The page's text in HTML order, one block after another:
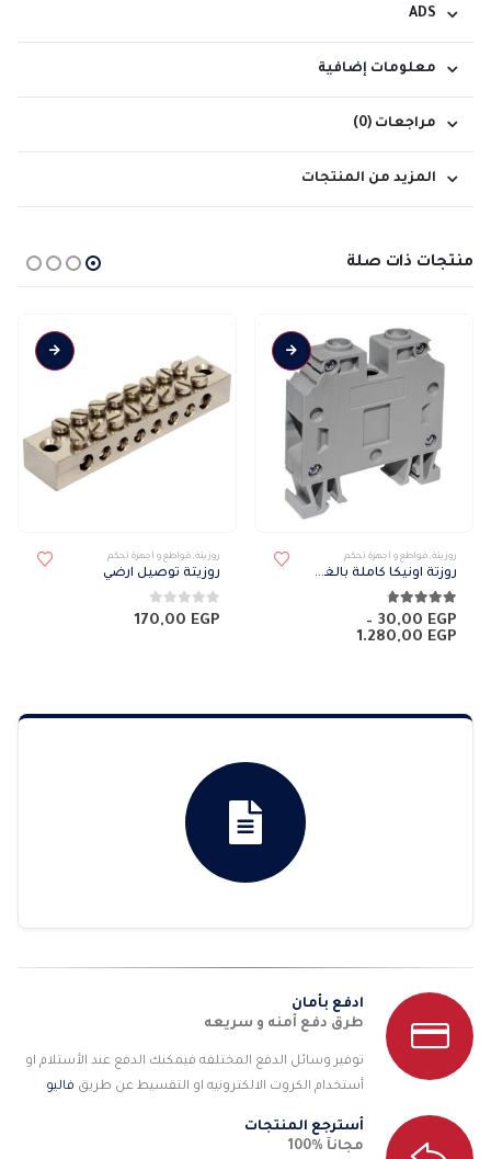
ADS
معلومات إضافية
مراجعات (0)
المزيد من المنتجات
منتجات ذات صلة
روزيتة, قواطع و أجهزة تحكم
روزتة اونيكا كاملة بالغطاء علي البارة
4.67من 5
30,00 EGP
–
1.280,00 EGP
نطاق
روزيتة, قواطع و أجهزة تحكم
روزيتة توصيل ارضي
0من 5 170,00 EGP
ادفع بأمان
طرق دفع أمنه و سريعه
توفير وسائل الدفع المختلفه فيمكنك الدفع عند الأستلام او
أستخدام الكروت الالكترونيه او التقسيط عن طريق فاليو
أسترجع المنتجات
مجانآ %100